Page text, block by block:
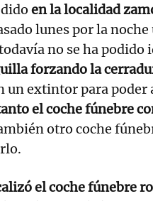
en la localidad
lunes por la noche
no se ha
forzando la
un extintor para poder
el coche fúnebre
otro coche
el coche fúnebre